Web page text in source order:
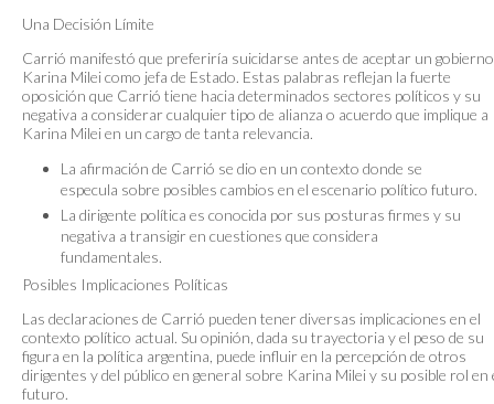
Una Decisión Límite
Carrió manifestó que preferiría suicidarse antes de aceptar un
Karina Milei como jefa de Estado. Estas palabras reflejan la fuerte
oposición que Carrió tiene hacia determinados sectores políticos y su
negativa a considerar cualquier tipo de alianza o acuerdo que implique a
Karina Milei en un cargo de tanta relevancia.
La afirmación de Carrió se dio en un contexto donde se
especula sobre posibles cambios en el escenario político futuro.
La dirigente política es conocida por sus posturas firmes y su
negativa a transigir en cuestiones que considera
fundamentales.
Posibles Implicaciones Políticas
Las declaraciones de Carrió pueden tener diversas implicaciones en el
contexto político actual. Su opinión, dada su trayectoria y el peso de su
figura en la política argentina, puede influir en la percepción de otros
dirigentes y del público en general sobre Karina Milei y su posible rol en
futuro.